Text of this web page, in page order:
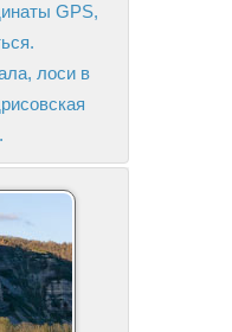
GPS,
лоси в